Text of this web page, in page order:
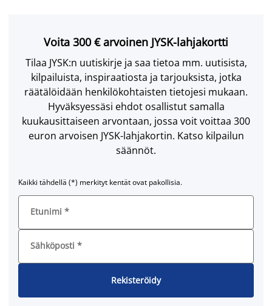
Voita 300 € arvoinen JYSK-lahjakortti
Tilaa JYSK:n uutiskirje ja saa tietoa mm. uutisista,
kilpailuista, inspiraatiosta ja tarjouksista, jotka
räätälöidään henkilökohtaisten tietojesi mukaan.
Hyväksyessäsi ehdot osallistut samalla
kuukausittaiseen arvontaan, jossa voit voittaa 300
euron arvoisen JYSK-lahjakortin. Katso kilpailun
säännöt.
Kaikki tähdellä (*) merkityt kentät ovat pakollisia.
Etunimi *
Sähköposti *
Rekisteröidy